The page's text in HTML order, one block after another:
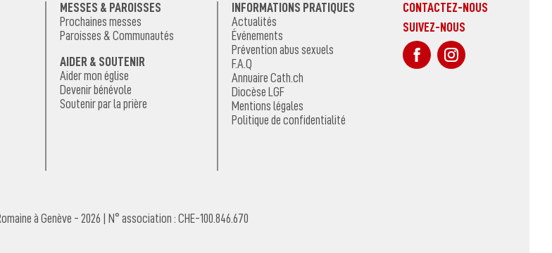
MESSES & PAROISSES
Prochaines messes
Paroisses & Communautés
AIDER & SOUTENIR
Aider mon église
Devenir bénévole
Soutenir par la prière
INFORMATIONS PRATIQUES
Actualités
Événements
Prévention abus sexuels
F.A.Q
Annuaire Cath.ch
Diocèse LGF
Mentions légales
Politique de confidentialité
CONTACTEZ-NOUS
SUIVEZ-NOUS
sur Facebook
à Genève - 2026 | N° association : CHE-100.846.670